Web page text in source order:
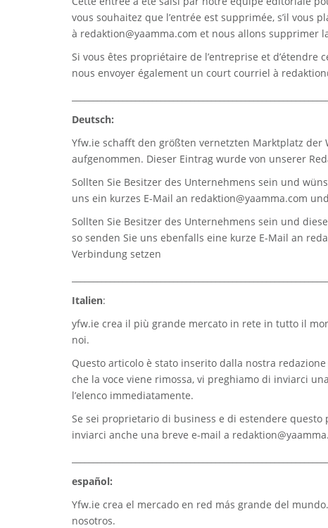
vous souhaitez que l’entrée est supprimée, s’il vous
à redaktion@yaamma.com et nous allons supprimer
Si vous êtes propriétaire de l’entreprise et d’étendre
nous envoyer également un court courriel à
Deutsch:
Yfw.ie schafft den größten vernetzten Marktplatz der
aufgenommen. Dieser Eintrag wurde von unserer
Sollten Sie Besitzer des Unternehmens sein und
uns ein kurzes E-Mail an redaktion@yaamma.com
Sollten Sie Besitzer des Unternehmens sein und
so senden Sie uns ebenfalls eine kurze E-Mail an
Verbindung setzen
Italien:
yfw.ie crea il più grande mercato in rete in tutto il
noi.
Questo articolo è stato inserito dalla nostra
che la voce viene rimossa, vi preghiamo di inviarci
l’elenco immediatamente.
Se sei proprietario di business e di estendere
inviarci anche una breve e-mail a
español:
Yfw.ie crea el mercado en red más grande del
nosotros.